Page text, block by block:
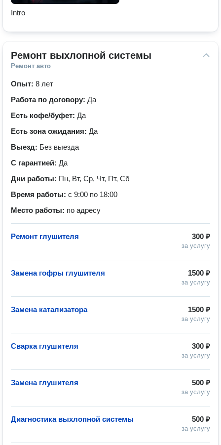
Intro
Ремонт выхлопной системы
Ремонт авто
Опыт: 8 лет
Работа по договору: Да
Есть кофе/буфет: Да
Есть зона ожидания: Да
Выезд: Без выезда
С гарантией: Да
Дни работы: Пн, Вт, Ср, Чт, Пт, Сб
Время работы: с 9:00 по 18:00
Место работы: по адресу
300 ₽
за услугу
Ремонт глушителя
1500 ₽
за услугу
Замена гофры глушителя
1500 ₽
за услугу
Замена катализатора
300 ₽
за услугу
Сварка глушителя
500 ₽
за услугу
Замена глушителя
500 ₽
за услугу
Диагностика выхлопной системы